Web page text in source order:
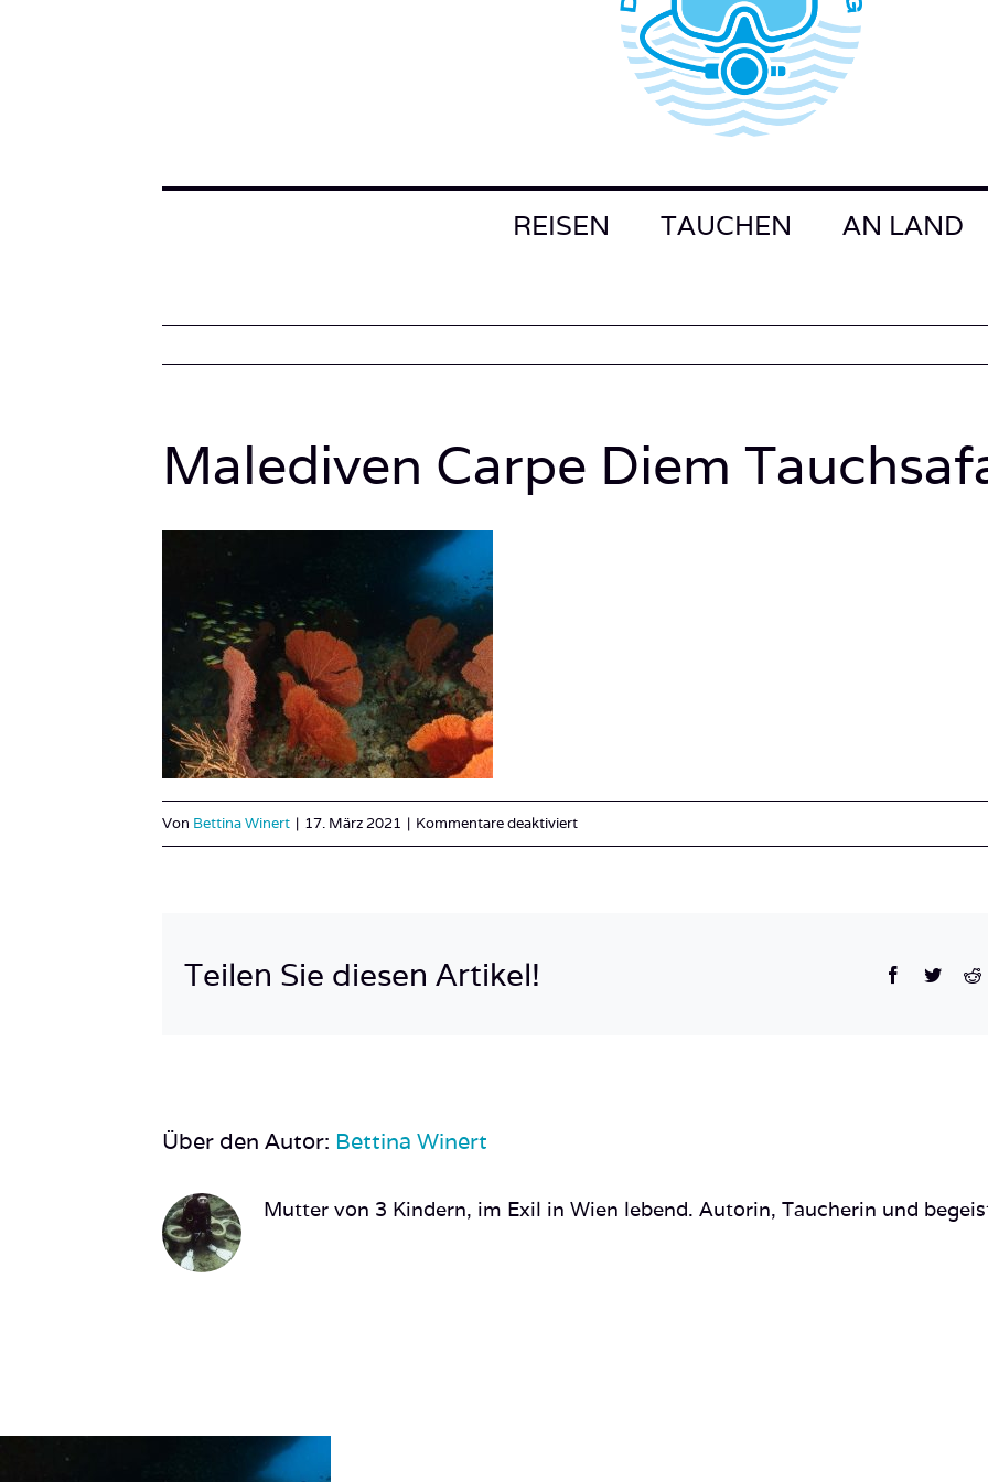
REISEN TAUCHEN AN LAND
Malediven Carpe Diem
Von Bettina Winert | 17. März 2021 | Kommentare deaktiviertfür
Teilen Sie diesen Artikel! Facebook
Twitter
Über den Autor: Bettina Winert
Mutter von 3 Kindern, im Exil in Wien lebend. Autorin, Taucherin und